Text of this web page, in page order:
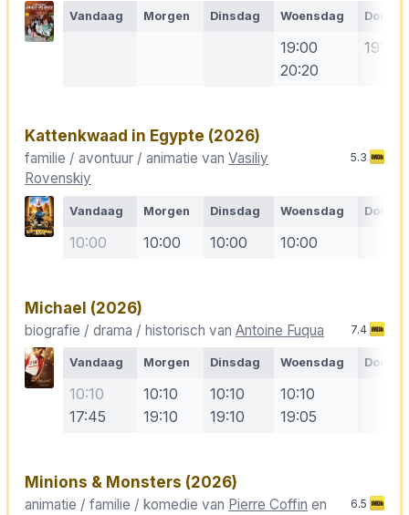
Vandaag Morgen Dinsdag Woensdag
19:00
20:20
19:00
Kattenkwaad in Egypte (2026)
familie / avontuur / animatie van Vasiliy
Rovenskiy
5.3
Vandaag Morgen Dinsdag Woensdag
10:00 10:00 10:00 10:00
Michael (2026)
biografie / drama / historisch van Antoine Fuqua 7.4
Vandaag Morgen Dinsdag Woensdag
10:10
17:45
10:10
19:10
10:10
19:10
10:10
19:05
Minions & Monsters (2026)
animatie / familie / komedie van Pierre Coffin en
6.5